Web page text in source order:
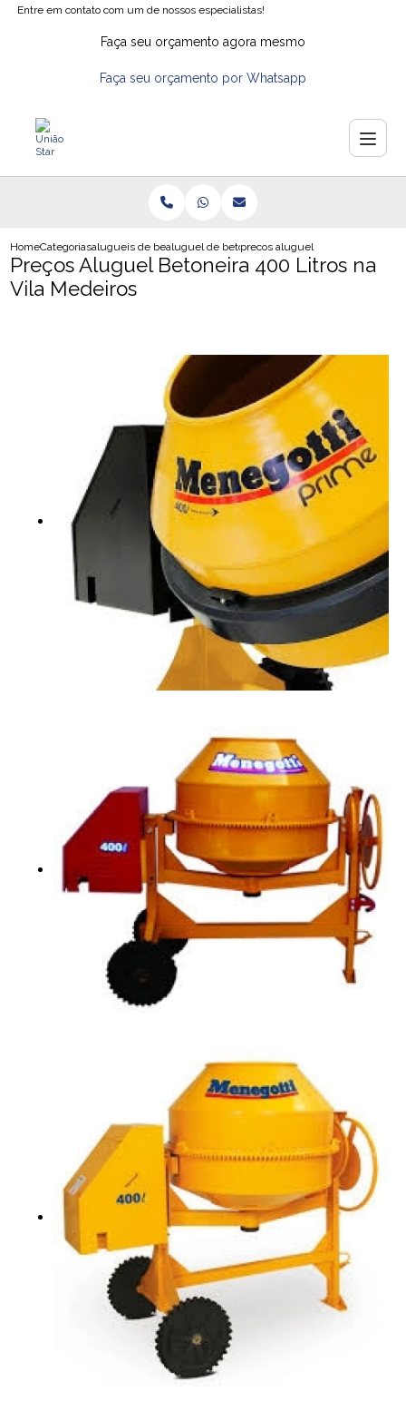
Entre em contato com um de nossos especialistas!
Faça seu orçamento agora mesmo
Faça seu orçamento por Whatsapp
HomeCategoriasalugueis de betoneirasaluguel de betoneira spprecos aluguel betoneira 400
Preços Aluguel Betoneira 400 Litros na
Vila Medeiros